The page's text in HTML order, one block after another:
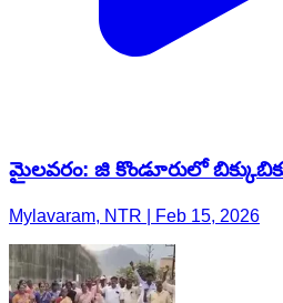
మైలవరం: జి కొండూరులో
Mylavaram, NTR | Feb 15, 2026